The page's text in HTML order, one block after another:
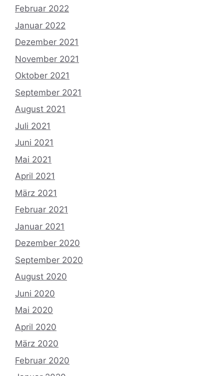
Februar 2022
Januar 2022
Dezember 2021
November 2021
Oktober 2021
September 2021
August 2021
Juli 2021
Juni 2021
Mai 2021
April 2021
März 2021
Februar 2021
Januar 2021
Dezember 2020
September 2020
August 2020
Juni 2020
Mai 2020
April 2020
März 2020
Februar 2020